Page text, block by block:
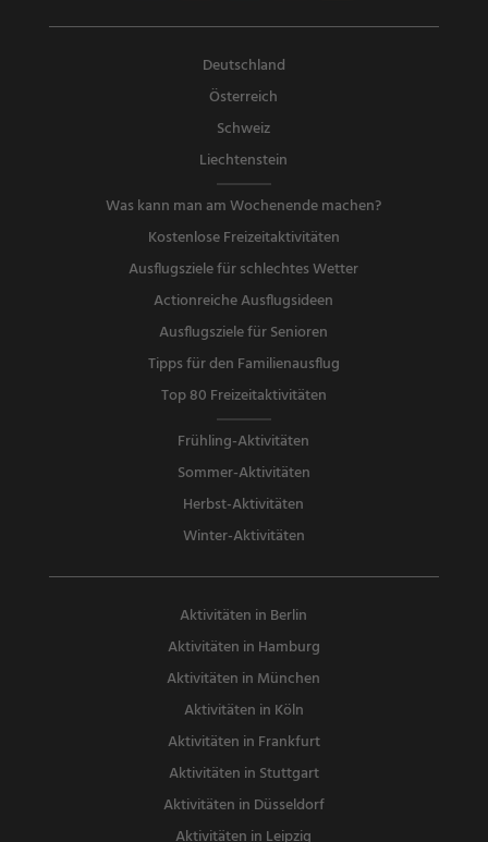
Deutschland
Österreich
Schweiz
Liechtenstein
Was kann man am Wochenende machen?
Kostenlose Freizeitaktivitäten
Ausflugsziele für schlechtes Wetter
Actionreiche Ausflugsideen
Ausflugsziele für Senioren
Tipps für den Familienausflug
Top 80 Freizeitaktivitäten
Frühling-Aktivitäten
Sommer-Aktivitäten
Herbst-Aktivitäten
Winter-Aktivitäten
Aktivitäten in Berlin
Aktivitäten in Hamburg
Aktivitäten in München
Aktivitäten in Köln
Aktivitäten in Frankfurt
Aktivitäten in Stuttgart
Aktivitäten in Düsseldorf
Aktivitäten in Leipzig